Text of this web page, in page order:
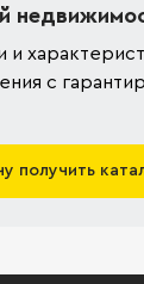
и
с
получить